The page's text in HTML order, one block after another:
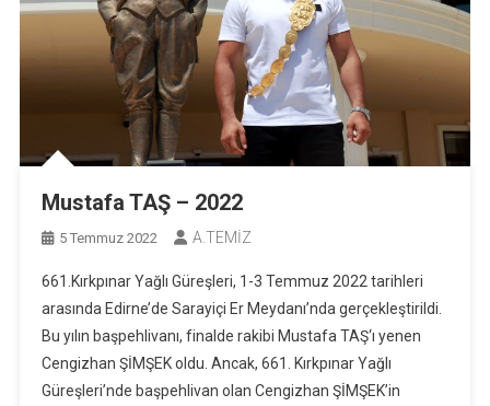
Mustafa TAŞ – 2022
5 Temmuz 2022 A.TEMİZ
661.Kırkpınar Yağlı Güreşleri, 1-3 Temmuz 2022 tarihleri
arasında Edirne’de Sarayiçi Er Meydanı’nda gerçekleştirildi.
Bu yılın başpehlivanı, finalde rakibi Mustafa TAŞ‘ı yenen
Cengizhan ŞİMŞEK oldu. Ancak, 661. Kırkpınar Yağlı
Güreşleri’nde başpehlivan olan Cengizhan ŞİMŞEK’in